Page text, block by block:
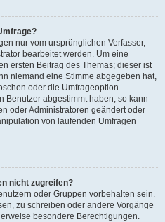
nur vom ursprünglichen Verfasser,
bearbeitet werden. Um eine
ersten Beitrag des Themas; dieser ist
niemand eine Stimme abgegeben hat,
oder die Umfrageoption
Benutzer abgestimmt haben, so kann
oder Administratoren geändert oder
von laufenden Umfragen
nicht zugreifen?
oder Gruppen vorbehalten sein.
zu schreiben oder andere Vorgänge
besondere Berechtigungen.